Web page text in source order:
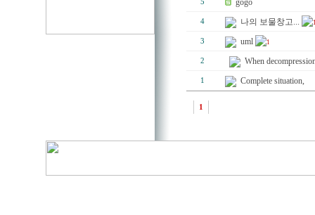
5 gogo
4 나의 보물창고...
3 uml 1
2 When
1 Complete situation,
1